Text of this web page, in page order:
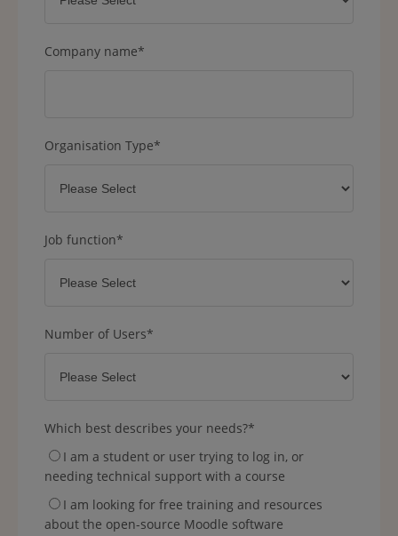
Company name*
Organisation Type*
Job function*
Number of Users*
Which best describes your needs?*
I am a student or user trying to log in, or
needing technical support with a course
I am looking for free training and resources
about the open-source Moodle software